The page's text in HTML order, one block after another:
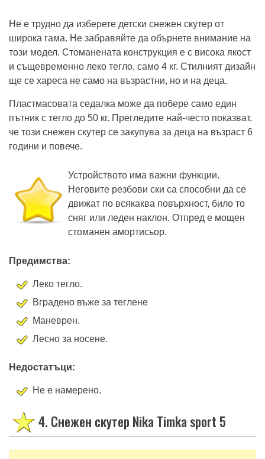
Не е трудно да изберете детски снежен скутер от
широка гама. Не забравяйте да обърнете внимание на
този модел. Стоманената конструкция е с висока якост
и същевременно леко тегло, само 4 кг. Стилният дизайн
ще се хареса не само на възрастни, но и на деца.
Пластмасовата седалка може да побере само един
пътник с тегло до 50 кг. Прегледите най-често показват,
че този снежен скутер се закупува за деца на възраст 6
години и повече.
Устройството има важни функции.
Неговите резбови ски са способни да се
движат по всякаква повърхност, било то
сняг или леден наклон. Отпред е мощен
стоманен амортисьор.
Предимства:
Леко тегло.
Вградено въже за теглене
Маневрен.
Лесно за носене.
Недостатъци:
Не е намерено.
4. Снежен скутер Nika Timka sport 5